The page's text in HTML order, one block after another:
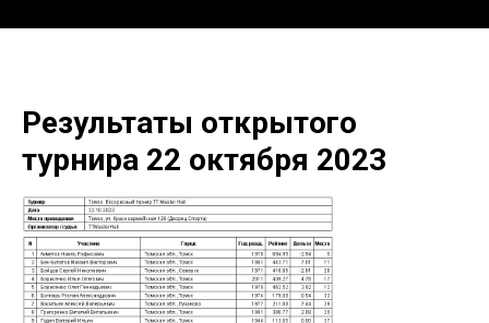
Результаты открытого
турнира 22 октября 2023